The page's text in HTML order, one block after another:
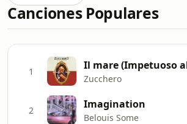
Canciones Populares
1
Zucchero
2 Imagination
Belouis Some